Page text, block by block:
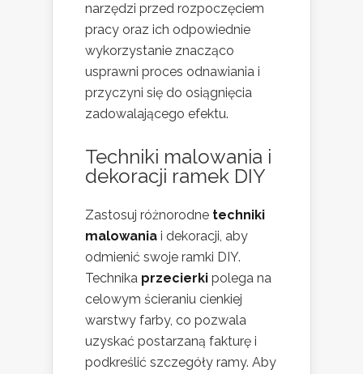
narzędzi przed rozpoczęciem
pracy oraz ich odpowiednie
wykorzystanie znacząco
usprawni proces odnawiania i
przyczyni się do osiągnięcia
zadowalającego efektu.
Techniki malowania i
dekoracji ramek DIY
Zastosuj różnorodne techniki
malowania i dekoracji, aby
odmienić swoje ramki DIY.
Technika przecierki polega na
celowym ścieraniu cienkiej
warstwy farby, co pozwala
uzyskać postarzaną fakturę i
podkreślić szczegóły ramy. Aby